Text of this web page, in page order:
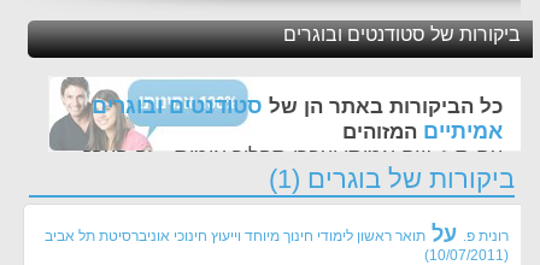
ביקורות של סטודנטים ובוגרים
כל הביקורות באתר הן של סטודנטים ובוגרים
אמיתיים המזוהים
עם ת.ז, שם אמיתי ועברו תהליך אימות - זה הערך
החשוב לנו ביותר באתר
ביקורות של בוגרים (1)
רונית פ. על תואר ראשון לימודי חינוך מיוחד וייעוץ חינוכי אוניברסיטת תל אביב
(10/07/2011)